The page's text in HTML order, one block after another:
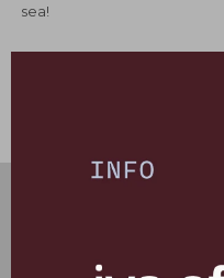
sea!